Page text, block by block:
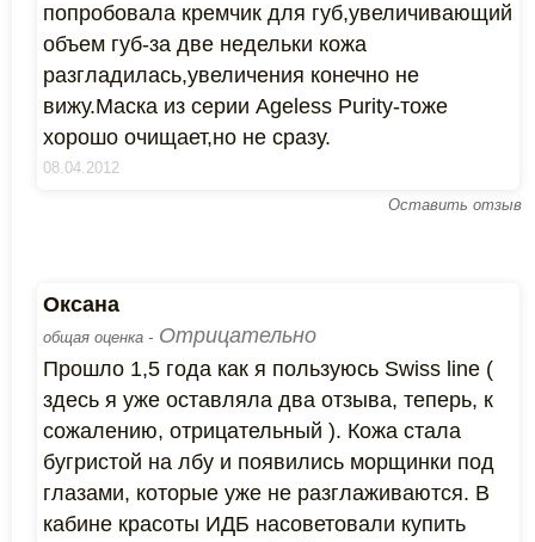
попробовала кремчик для губ,увеличивающий
объем губ-за две недельки кожа
разгладилась,увеличения конечно не
вижу.Маска из серии Ageless Purity-тоже
хорошо очищает,но не сразу.
08.04.2012
Оставить отзыв
Оксана
общая оценка - Отрицательно
Прошло 1,5 года как я пользуюсь Swiss line (
здесь я уже оставляла два отзыва, теперь, к
сожалению, отрицательный ). Кожа стала
бугристой на лбу и появились морщинки под
глазами, которые уже не разглаживаются. В
кабине красоты ИДБ насоветовали купить